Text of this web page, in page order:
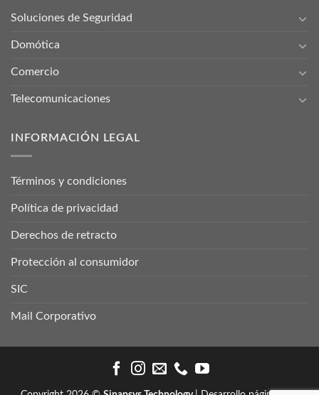
Soluciones de Seguridad
Domótica
Comercio
Telecomunicaciones
INFORMACIÓN LEGAL
Términos y condiciones
Política de privacidad
Derechos de retracto
Protección al consumidor
SIC
Mail Corporativo